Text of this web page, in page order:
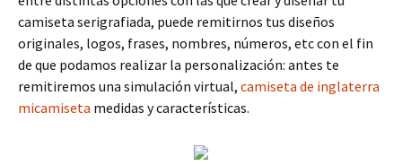
camiseta serigrafiada, puede remitirnos tus diseños
originales, logos, frases, nombres, números, etc con el fin
de que podamos realizar la personalización: antes te
remitiremos una simulación virtual, camiseta de inglaterra
micamiseta medidas y características.